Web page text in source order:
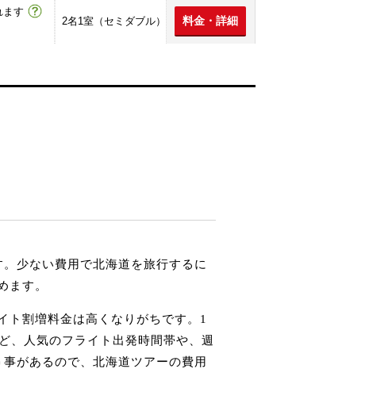
ます
2名1室（セミダブル）
料金・詳細
少ない費用で北海道を旅行するに
ます。
ト割増料金は高くなりがちです。1
、人気のフライト出発時間帯や、週
があるので、北海道ツアーの費用